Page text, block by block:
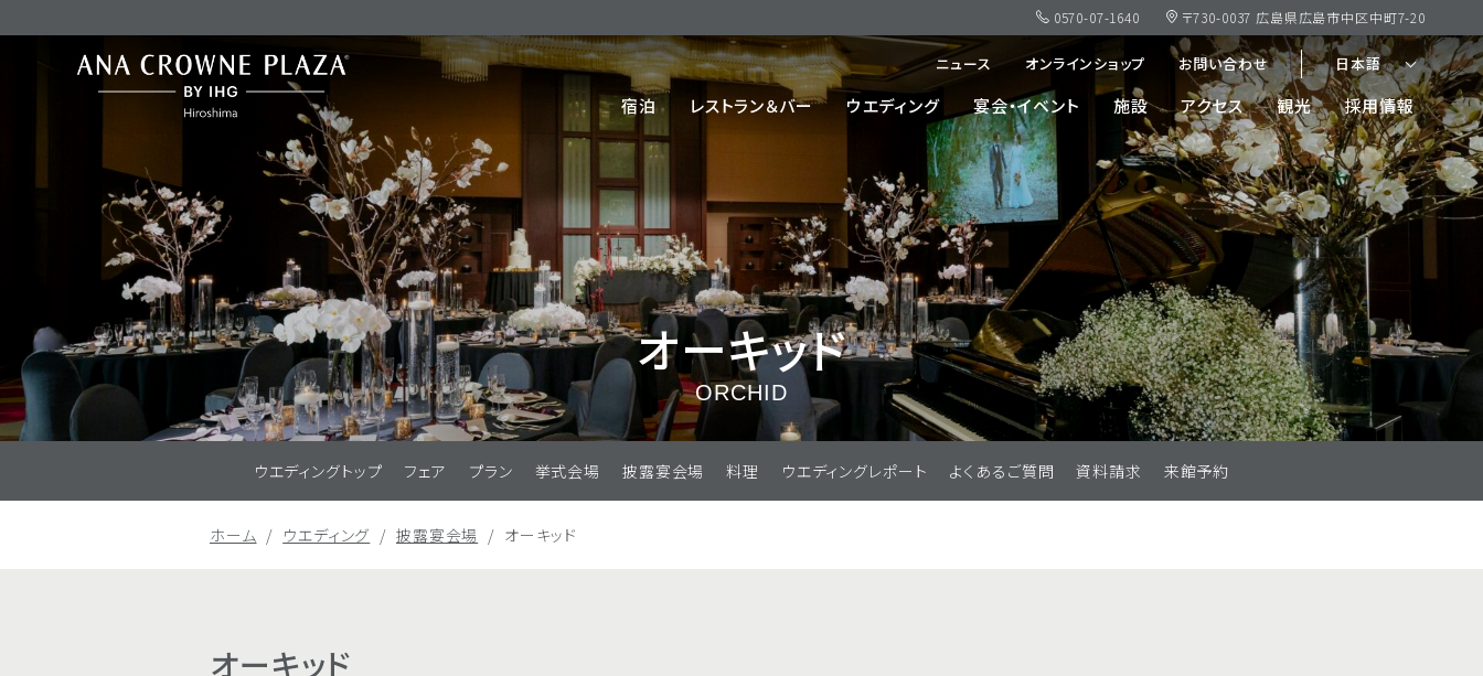
0570-07-1640 〒730-0037 広島県広島市中区中町7-20
ニュース オンラインショップ お問い合わせ 日本語
宿泊 レストラン＆バー ウエディング 宴会・イベント 施設 アクセス 観光 採用情報
オーキッド
ORCHID
ウエディングトップ フェア プラン 挙式会場 披露宴会場 料理 ウエディングレポート よくあるご質問 資料請求 来館予約
ホーム ウエディング 披露宴会場 オーキッド
オーキッド